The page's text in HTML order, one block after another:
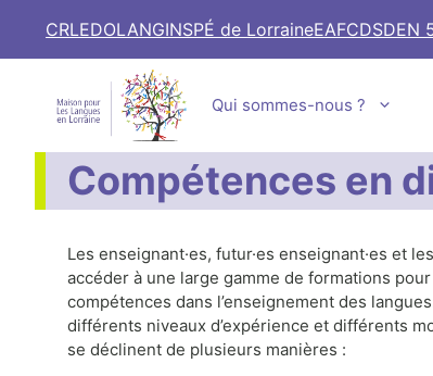
contenu
CRLEDOLANGINSPÉ de LorraineEAFCDSDEN
Qui sommes-nous ?
Compétences en
Les enseignant·es, futur·es enseignant·es et
accéder à une large gamme de formations
compétences dans l’enseignement des
différents niveaux d’expérience et différents
se déclinent de plusieurs manières :